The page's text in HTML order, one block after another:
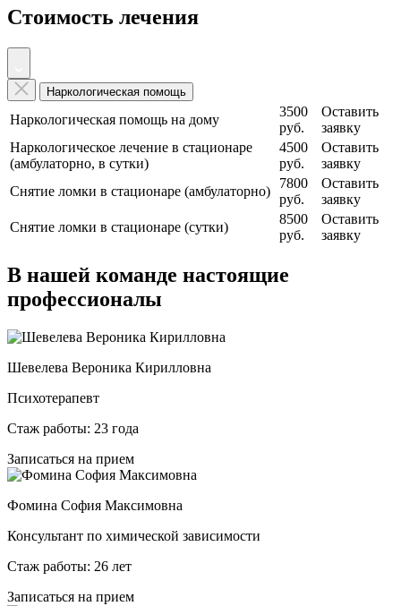
Стоимость лечения
Наркологическая помощь
Наркологическая помощь на дому
3500
руб.
Оставить
заявку
Наркологическое лечение в стационаре
(амбулаторно, в сутки)
4500
руб.
Оставить
заявку
Снятие ломки в стационаре (амбулаторно)
7800
руб.
Оставить
заявку
Снятие ломки в стационаре (сутки)
8500
руб.
Оставить
заявку
В нашей команде настоящие
профессионалы
Шевелева Вероника Кирилловна
Психотерапевт
Стаж работы: 23 года
Записаться на прием
Фомина София Максимовна
Консультант по химической зависимости
Стаж работы: 26 лет
Записаться на прием